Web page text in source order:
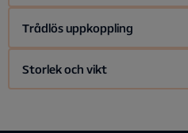
2 GB DDR3
Trådlös uppkoppling
Wi-Fi 6 (IEEE 802.11ax) -
Storlek och vikt